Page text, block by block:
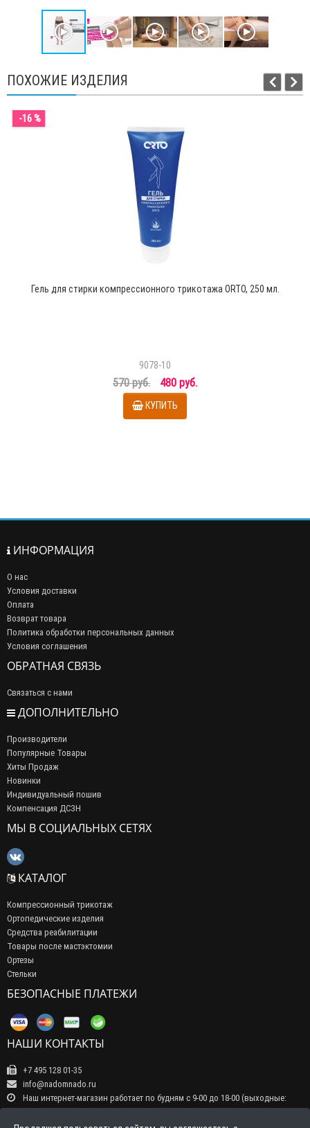
ПОХОЖИЕ ИЗДЕЛИЯ
-16 %
Гель для стирки компрессионного трикотажа ORTO, 250 мл.
9078-10
570 руб. 480 руб.
КУПИТЬ
ИНФОРМАЦИЯ
О нас
Условия доставки
Оплата
Возврат товара
Политика обработки персональных данных
Условия соглашения
ОБРАТНАЯ СВЯЗЬ
Связаться с нами
ДОПОЛНИТЕЛЬНО
Производители
Популярные Товары
Хиты Продаж
Новинки
Индивидуальный пошив
Компенсация ДСЗН
МЫ В СОЦИАЛЬНЫХ СЕТЯХ
КАТАЛОГ
Компрессионный трикотаж
Ортопедические изделия
Средства реабилитации
Товары после мастэктомии
Ортезы
Стельки
БЕЗОПАСНЫЕ ПЛАТЕЖИ
НАШИ КОНТАКТЫ
+7 495 128 01-35
info@nadomnado.ru
Наш интернет-магазин работает по будням с 9-00 до 18-00 (выходные:
суббота, воскресенье, праздничные дни) Прием заказов на сайте -
круглосуточно, обрабатываются заказы в рабочие дни с 9-00 до 18-00